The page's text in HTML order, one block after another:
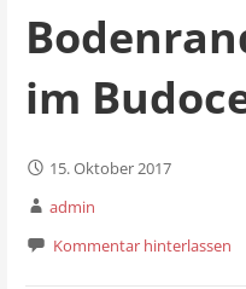
im
15. Oktober 2017
admin
Kommentar hinterlassen